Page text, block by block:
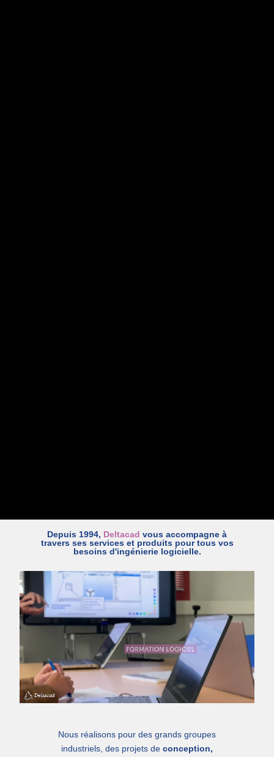
Depuis 1994, Deltacad vous accompagne à
travers ses services et produits pour tous vos
besoins d'ingénierie logicielle.
Nous réalisons pour des grands groupes
industriels, des projets de conception,